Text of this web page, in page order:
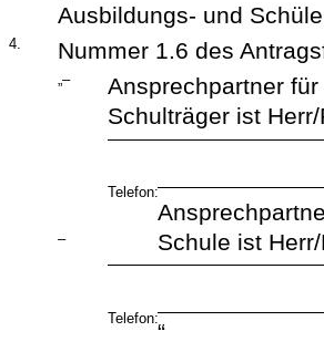
Ausbildungs- und
4. Nummer 1.6 des
„–
Ansprechpartner
Schulträger ist
Telefon:
–
Schule ist
Telefon:
“